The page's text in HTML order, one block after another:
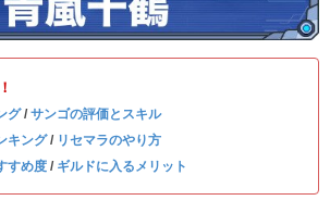
グ/ サンゴの評価とスキル
キング/ リセマラのやり方
すめ度 / ギルドに入るメリット